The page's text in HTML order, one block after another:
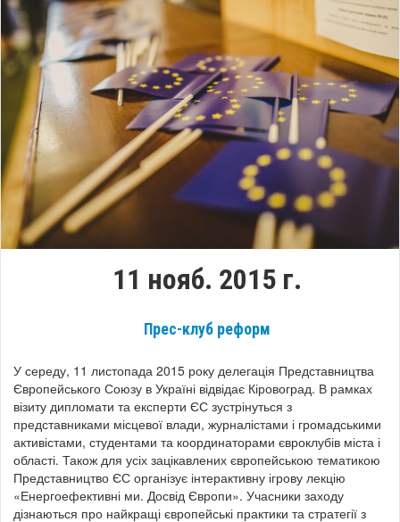
11 нояб. 2015 г.
Прес-клуб реформ
У середу, 11 листопада 2015 року делегація Представництва
Європейського Союзу в Україні відвідає Кіровоград. В рамках
візиту дипломати та експерти ЄС зустрінуться з
представниками місцевої влади, журналістами і громадськими
активістами, студентами та координаторами євроклубів міста і
області. Також для усіх зацікавлених європейською тематикою
Представництво ЄС організує інтерактивну ігрову лекцію
«Енергоефективні ми. Досвід Європи». Учасники заходу
дізнаються про найкращі європейські практики та стратегії з